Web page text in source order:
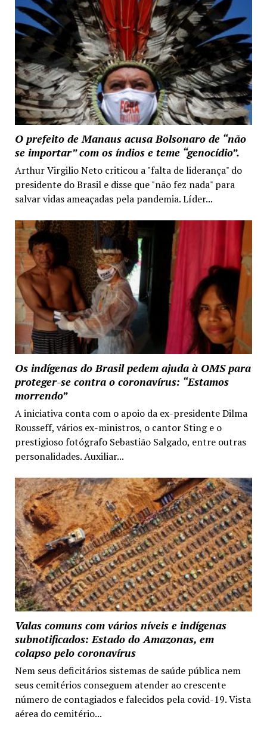
O prefeito de Manaus acusa Bolsonaro de “não
se importar” com os índios e teme “genocídio”.
Arthur Virgilio Neto criticou a "falta de liderança" do
presidente do Brasil e disse que "não fez nada" para
salvar vidas ameaçadas pela pandemia. Líder...
Os indígenas do Brasil pedem ajuda à OMS para
proteger-se contra o coronavírus: “Estamos
morrendo”
A iniciativa conta com o apoio da ex-presidente Dilma
Rousseff, vários ex-ministros, o cantor Sting e o
prestigioso fotógrafo Sebastião Salgado, entre outras
personalidades. Auxiliar...
Valas comuns com vários níveis e indígenas
subnotificados: Estado do Amazonas, em
colapso pelo coronavírus
Nem seus deficitários sistemas de saúde pública nem
seus cemitérios conseguem atender ao crescente
número de contagiados e falecidos pela covid-19. Vista
aérea do cemitério...